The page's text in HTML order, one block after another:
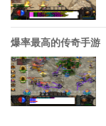
爆率最高的传奇手游